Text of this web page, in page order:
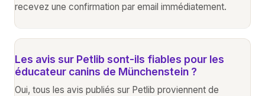
recevez une confirmation par email immédiatement.
Les avis sur Petlib sont-ils fiables pour les
éducateur canins de Münchenstein ?
Oui, tous les avis publiés sur Petlib proviennent de